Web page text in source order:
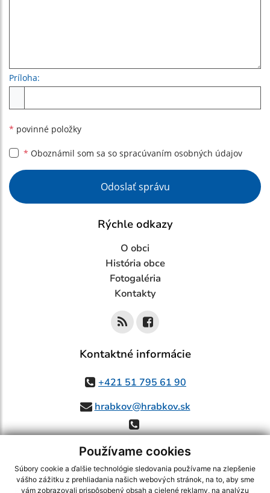
Používame cookies
Súbory cookie a ďalšie technológie sledovania používame na zlepšenie
vášho zážitku z prehliadania našich webových stránok, na to, aby sme
vám zobrazovali prispôsobený obsah a cielené reklamy, na analýzu
Príloha:
* povinné položky
* Oboznámil som sa so spracúvaním osobných údajov
Google reCaptcha Response
Odoslať správu
Rýchle odkazy
O obci
História obce
Fotogaléria
Kontakty
Kontaktné informácie
+421 51 795 61 90
hrabkov@hrabkov.sk
využite možnosť získavania aktuálnych informácií s využitím RSS